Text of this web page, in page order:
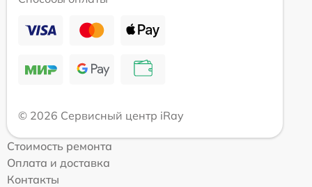
© 2026 Сервисный центр iRay
Стоимость ремонта
Оплата и доставка
Контакты